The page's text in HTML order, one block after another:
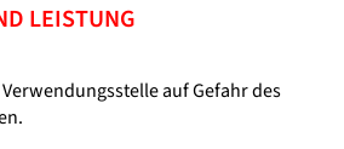
LEISTUNG
auf Gefahr des